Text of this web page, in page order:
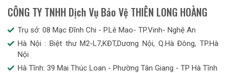
CÔNG TY TNHH Dịch Vụ Bảo Vệ THIÊN LONG HOÀNG
Trụ sở: 08 Mạc Đĩnh Chi - P.Lê Mao- TP.Vinh- Nghệ An
Hà Nội : Biệt thư M2-L7,KĐT,Dương Nội, Q.Hà Đông, TP.Hà
Nội
Hà Tĩnh: 39 Mai Thúc Loan - Phường Tân Giang - TP Hà Tĩnh